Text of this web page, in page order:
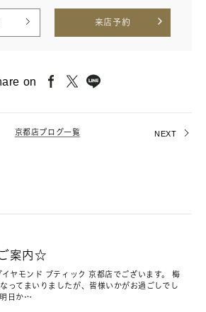
来店予約
on
京都店ブログ一覧 NEXT
案内☆
ヤモンド ブティック 京都店でございます。 梅
ってまいりましたが、皆様いかがお過ごしでし
日か…